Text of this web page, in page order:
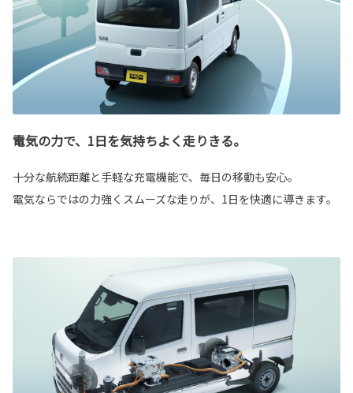
電気の力で、1日を気持ちよく走りきる。
十分な航続距離と手軽な充電機能で、毎日の移動も安心。
電気ならではの力強くスムーズな走りが、1日を快適に導きます。